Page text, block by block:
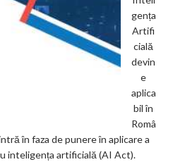
gența
Artifi
cială
devin
e
aplica
bil în
Româ
în faza de punere în aplicare a
inteligența artificială (AI Act).